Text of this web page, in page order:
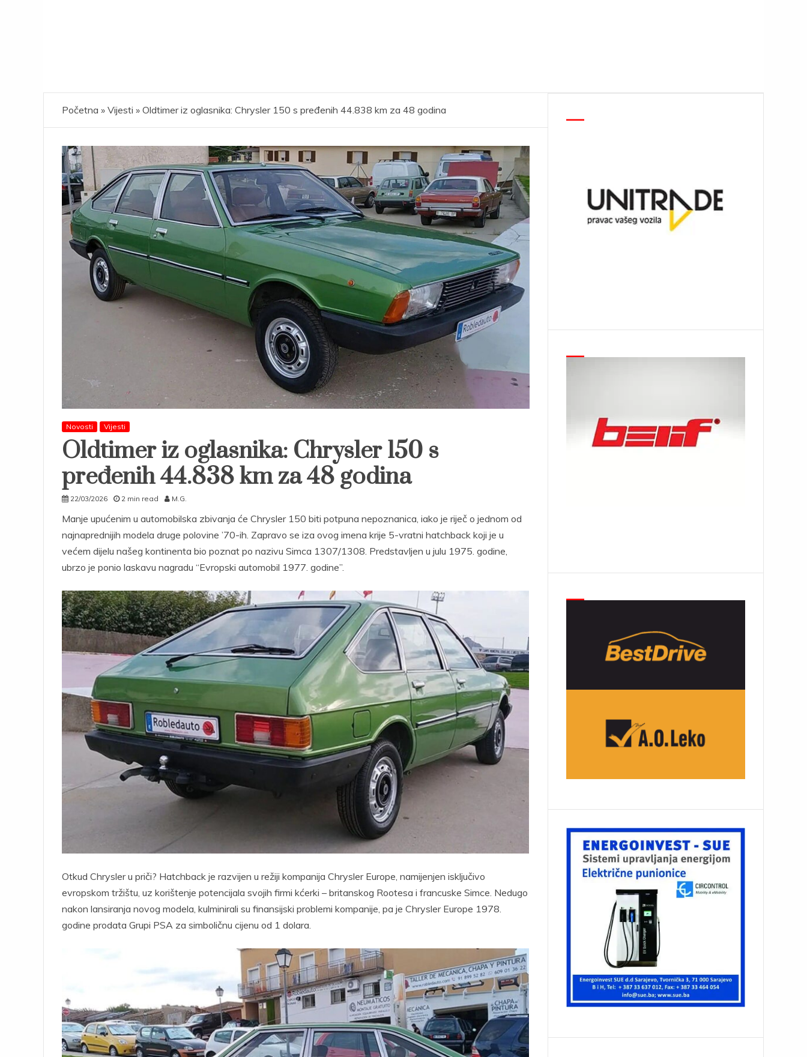
Početna » Vijesti » Oldtimer iz oglasnika: Chrysler 150 s pređenih 44.838 km za 48 godina
Novosti Vijesti
Oldtimer iz oglasnika: Chrysler 150 s
pređenih 44.838 km za 48 godina
22/03/2026 2 min read M.G.
Manje upućenim u automobilska zbivanja će Chrysler 150 biti potpuna nepoznanica, iako je riječ o jednom od
najnaprednijih modela druge polovine ’70-ih. Zapravo se iza ovog imena krije 5-vratni hatchback koji je u
većem dijelu našeg kontinenta bio poznat po nazivu Simca 1307/1308. Predstavljen u julu 1975. godine,
ubrzo je ponio laskavu nagradu “Evropski automobil 1977. godine”.
Otkud Chrysler u priči? Hatchback je razvijen u režiji kompanija Chrysler Europe, namijenjen isključivo
evropskom tržištu, uz korištenje potencijala svojih firmi kćerki – britanskog Rootesa i francuske Simce. Nedugo
nakon lansiranja novog modela, kulminirali su finansijski problemi kompanije, pa je Chrysler Europe 1978.
godine prodata Grupi PSA za simboličnu cijenu od 1 dolara.